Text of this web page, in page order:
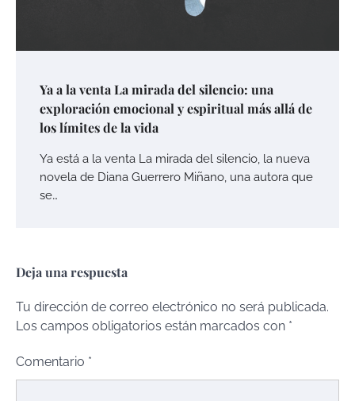
Ya a la venta La mirada del silencio: una
exploración emocional y espiritual más allá de
los límites de la vida
Ya está a la venta La mirada del silencio, la nueva
novela de Diana Guerrero Miñano, una autora que
se…
Deja una respuesta
Tu dirección de correo electrónico no será publicada.
Los campos obligatorios están marcados con *
Comentario *